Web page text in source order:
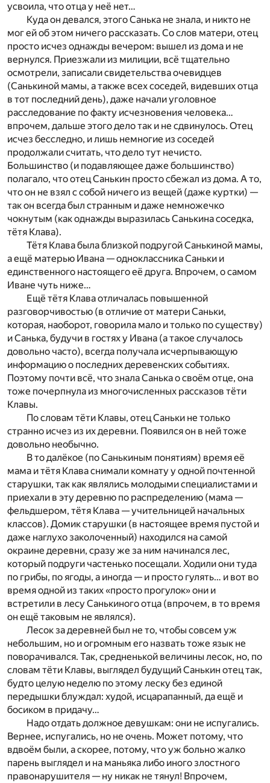
усвоила, что отца у неё нет…
Куда он девался, этого Санька не знала, и никто не
мог ей об этом ничего рассказать. Со слов матери, отец
просто исчез однажды вечером: вышел из дома и не
вернулся. Приезжали из милиции, всё тщательно
осмотрели, записали свидетельства очевидцев
(Санькиной мамы, а также всех соседей, видевших отца
в тот последний день), даже начали уголовное
расследование по факту исчезновения человека…
впрочем, дальше этого дело так и не сдвинулось. Отец
исчез бесследно, и лишь немногие из соседей
продолжали считать, что дело тут нечисто.
Большинство (и подавляющее даже большинство)
полагало, что отец Санькин просто сбежал из дома. А то,
что он не взял с собой ничего из вещей (даже куртки) —
так он всегда был странным и даже немножечко
чокнутым (как однажды выразилась Санькина соседка,
тётя Клава).
Тётя Клава была близкой подругой Санькиной мамы,
а ещё матерью Ивана — одноклассника Саньки и
единственного настоящего её друга. Впрочем, о самом
Иване чуть ниже…
Ещё тётя Клава отличалась повышенной
разговорчивостью (в отличие от матери Саньки,
которая, наоборот, говорила мало и только по существу)
и Санька, будучи в гостях у Ивана (а такое случалось
довольно часто), всегда получала исчерпывающую
информацию о последних деревенских событиях.
Поэтому почти всё, что знала Санька о своём отце, она
тоже почерпнула из многочисленных рассказов тёти
Клавы.
По словам тёти Клавы, отец Саньки не только
странно исчез из их деревни. Появился он в ней тоже
довольно необычно.
В то далёкое (по Санькиным понятиям) время её
мама и тётя Клава снимали комнату у одной почтенной
старушки, так как являлись молодыми специалистами и
приехали в эту деревню по распределению (мама —
фельдшером, тётя Клава — учительницей начальных
классов). Домик старушки (в настоящее время пустой и
даже наглухо заколоченный) находился на самой
окраине деревни, сразу же за ним начинался лес,
который подруги частенько посещали. Ходили они туда
по грибы, по ягоды, а иногда — и просто гулять… и вот во
время одной из таких «просто прогулок» они и
встретили в лесу Санькиного отца (впрочем, в то время
он ещё таковым не являлся).
Лесок за деревней был не то, чтобы совсем уж
небольшим, но и огромным его назвать тоже язык не
поворачивался. Так, средненькой величины лесок, но, по
словам тёти Клавы, выглядел будущий Санькин отец так,
будто целую неделю по этому леску без единой
передышки блуждал: худой, исцарапанный, да ещё и
босиком в придачу…
Надо отдать должное девушкам: они не испугались.
Вернее, испугались, но не очень. Может потому, что
вдвоём были, а скорее, потому, что уж больно жалко
парень выглядел и на маньяка либо иного злостного
правонарушителя — ну никак не тянул! Впрочем,